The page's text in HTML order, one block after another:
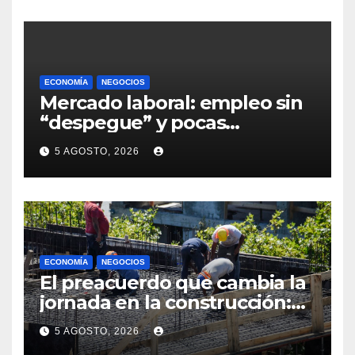
ECONOMÍA NEGOCIOS
Mercado laboral: empleo sin
“despegue” y pocas
expectativas empresariales
sobre aumento de personal
5 AGOSTO, 2026
ECONOMÍA NEGOCIOS
El preacuerdo que cambia la
jornada en la construcción:
menos horas, subas reales y
convenio hasta 2031
5 AGOSTO, 2026